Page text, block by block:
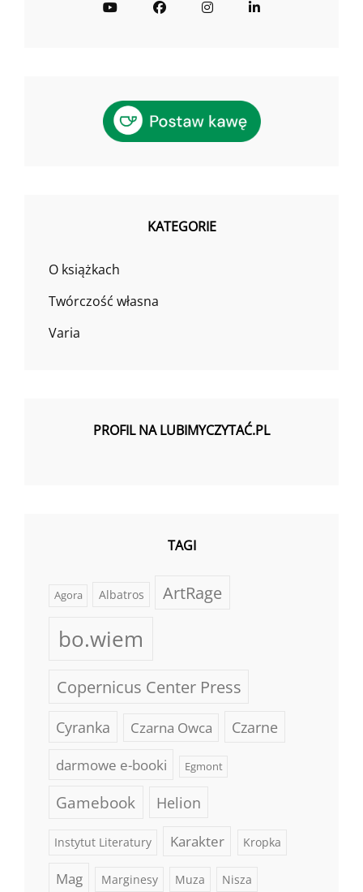
YouTubeFacebookInstagramLinkedIn
KATEGORIE
O książkach
Twórczość własna
Varia
PROFIL NA LUBIMYCZYTAĆ.PL
TAGI
Agora Albatros ArtRage
bo.wiem
Copernicus Center Press
Cyranka Czarna Owca
Czarne
darmowe e-booki
Egmont
Gamebook Helion
Instytut Literatury Karakter Kropka
Mag Marginesy Muza Nisza